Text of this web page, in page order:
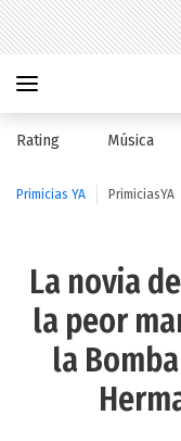
Rating Música
Primicias YA PrimiciasYA
La novia
la peor
la